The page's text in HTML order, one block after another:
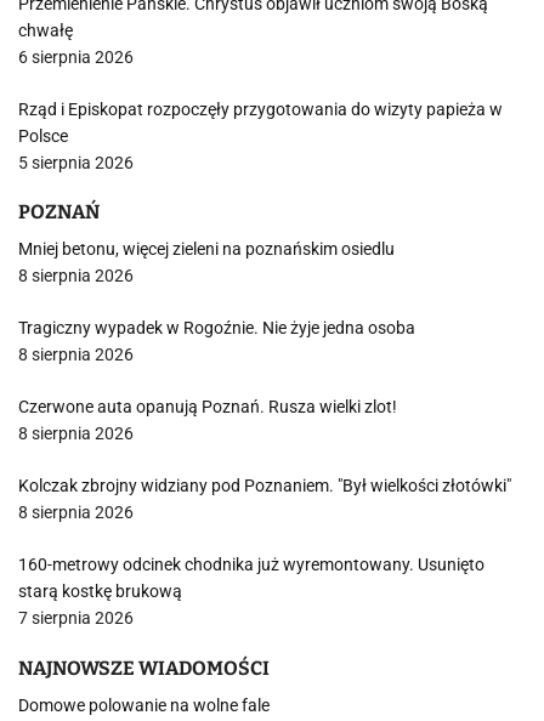
chwałę
6 sierpnia 2026
Rząd i Episkopat rozpoczęły przygotowania do wizyty papieża w
Polsce
5 sierpnia 2026
POZNAŃ
Mniej betonu, więcej zieleni na poznańskim osiedlu
8 sierpnia 2026
Tragiczny wypadek w Rogoźnie. Nie żyje jedna osoba
8 sierpnia 2026
Czerwone auta opanują Poznań. Rusza wielki zlot!
8 sierpnia 2026
Kolczak zbrojny widziany pod Poznaniem. "Był wielkości złotówki"
8 sierpnia 2026
160-metrowy odcinek chodnika już wyremontowany. Usunięto
starą kostkę brukową
7 sierpnia 2026
NAJNOWSZE WIADOMOŚCI
Domowe polowanie na wolne fale